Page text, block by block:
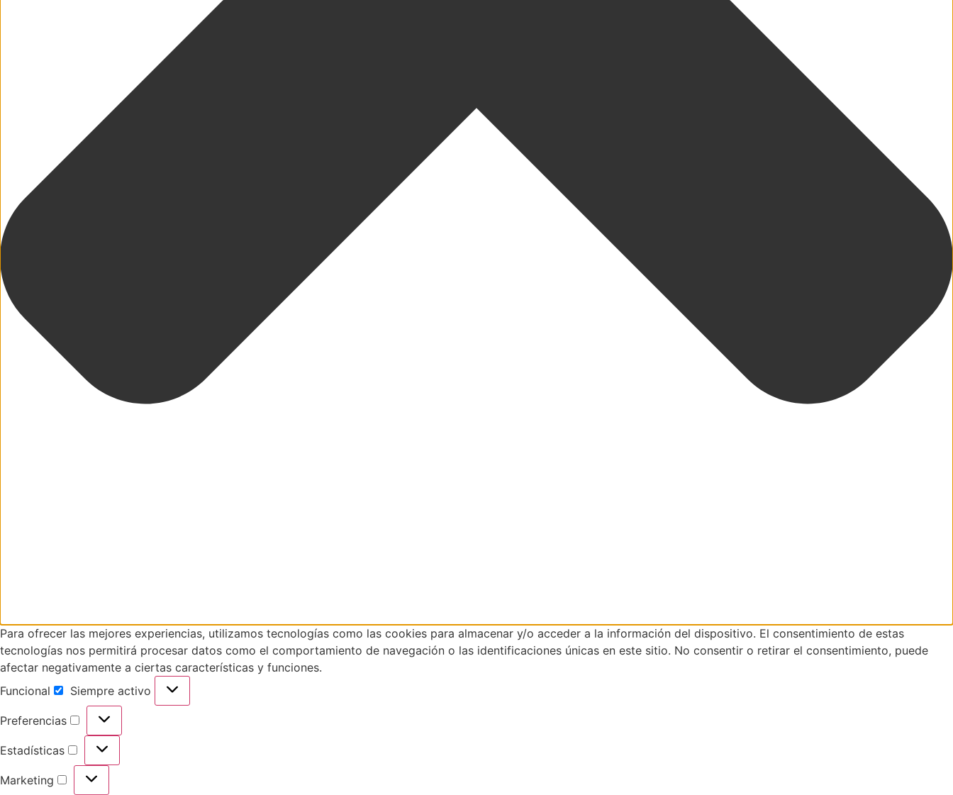
Para ofrecer las mejores experiencias, utilizamos tecnologías como las cookies para almacenar y/o acceder a la información del dispositivo. El consentimiento de estas
tecnologías nos permitirá procesar datos como el comportamiento de navegación o las identificaciones únicas en este sitio. No consentir o retirar el consentimiento, puede
afectar negativamente a ciertas características y funciones.
Funcional
Siempre activo
Preferencias
Estadísticas
Marketing